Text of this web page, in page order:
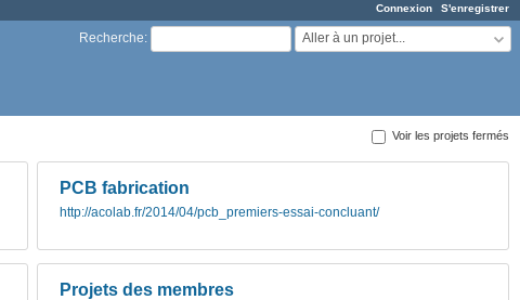
Connexion S'enregistrer
Recherche: Aller à un projet...
Voir les projets fermés
PCB fabrication
http://acolab.fr/2014/04/pcb_premiers-essai-concluant/
Projets des membres